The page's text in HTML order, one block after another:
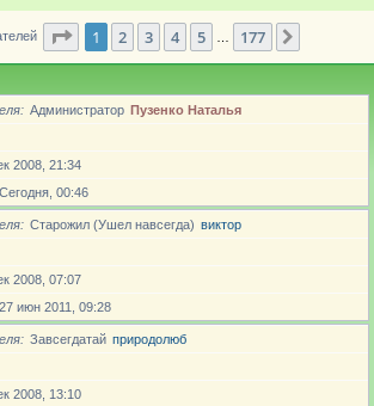
Страница из 177
1 2 3 4 5 177
Администратор Пузенко Наталья
2008, 21:34
Сегодня, 00:46
Старожил (Ушел навсегда) виктор
2008, 07:07
27 июн 2011, 09:28
Завсегдатай природолюб
2008, 13:10